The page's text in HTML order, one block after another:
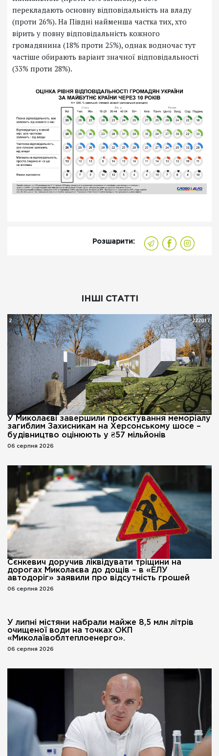
перекладають основну відповідальність на владу
(проти 26%). На Півдні найменша частка тих, хто
вірить у повну відповідальність кожного
громадянина (18% проти 25%), однак водночас тут
частіше обирають варіант значної відповідальності
(33% проти 28%).
Розшарити:
ІНШІ СТАТТІ
У Миколаєві завершили проєктування меморіалу
загиблим Захисникам на Херсонському шосе –
будівництво оцінюють у ₴57 мільйонів
06 серпня 2026
Сєнкевич доручив ліквідувати тріщини на
дорогах Миколаєва до дощів – в «ЕЛУ
автодоріг» заявили про відсутність грошей
06 серпня 2026
У липні містяни набрали майже 8,5 млн літрів
очищеної води на точках ОКП
«Миколаївоблтеплоенерго».
06 серпня 2026